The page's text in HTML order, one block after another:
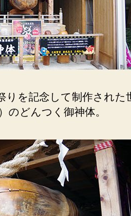
りを記念して制作された
のどんつく御神体。